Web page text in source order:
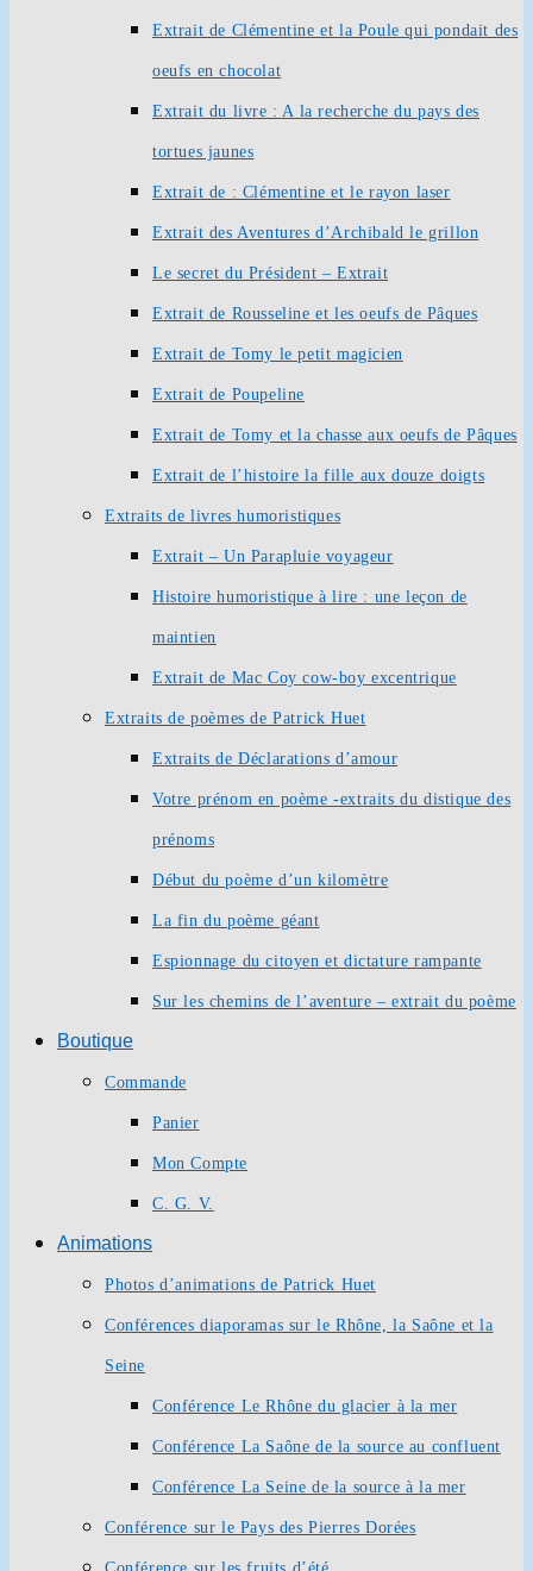
Extrait de Clémentine et la Poule qui pondait des
oeufs en chocolat
Extrait du livre : A la recherche du pays des
tortues jaunes
Extrait de : Clémentine et le rayon laser
Extrait des Aventures d’Archibald le grillon
Le secret du Président – Extrait
Extrait de Rousseline et les oeufs de Pâques
Extrait de Tomy le petit magicien
Extrait de Poupeline
Extrait de Tomy et la chasse aux oeufs de Pâques
Extrait de l’histoire la fille aux douze doigts
Extraits de livres humoristiques
Extrait – Un Parapluie voyageur
Histoire humoristique à lire : une leçon de
maintien
Extrait de Mac Coy cow-boy excentrique
Extraits de poèmes de Patrick Huet
Extraits de Déclarations d’amour
Votre prénom en poème -extraits du distique des
prénoms
Début du poème d’un kilomètre
La fin du poème géant
Espionnage du citoyen et dictature rampante
Sur les chemins de l’aventure – extrait du poème
Boutique
Commande
Panier
Mon Compte
C. G. V.
Animations
Photos d’animations de Patrick Huet
Conférences diaporamas sur le Rhône, la Saône et la
Seine
Conférence Le Rhône du glacier à la mer
Conférence La Saône de la source au confluent
Conférence La Seine de la source à la mer
Conférence sur le Pays des Pierres Dorées